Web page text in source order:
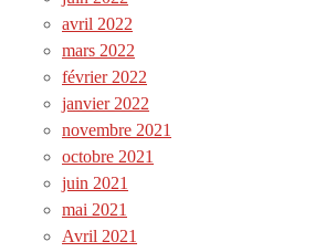
avril 2022
mars 2022
février 2022
janvier 2022
novembre 2021
octobre 2021
juin 2021
mai 2021
Avril 2021